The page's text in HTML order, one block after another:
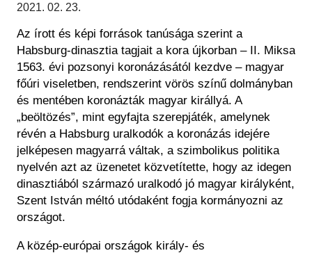
Régészet
Felnőttképzés
Közérdekű adatok
Történeti Fényképtár
Éremtár
Központi Könyvtár
2021. 02. 23.
Az írott és képi források tanúsága szerint a
Habsburg-dinasztia tagjait a kora újkorban – II. Miksa
1563. évi pozsonyi koronázásától kezdve – magyar
főúri viseletben, rendszerint vörös színű dolmányban
és mentében koronázták magyar királlyá. A
„beöltözés”, mint egyfajta szerepjáték, amelynek
révén a Habsburg uralkodók a koronázás idejére
jelképesen magyarrá váltak, a szimbolikus politika
nyelvén azt az üzenetet közvetítette, hogy az idegen
dinasztiából származó uralkodó jó magyar királyként,
Szent István méltó utódaként fogja kormányozni az
országot.
A közép-európai országok király- és